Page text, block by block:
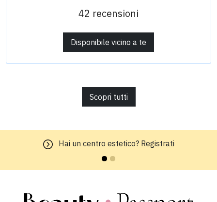
42 recensioni
Disponibile vicino a te
Scopri tutti
Hai un centro estetico?Registrati